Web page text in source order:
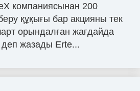
компаниясынан 200
құқығы бар акцияны тек
орындалған жағдайда
жазады Erte...